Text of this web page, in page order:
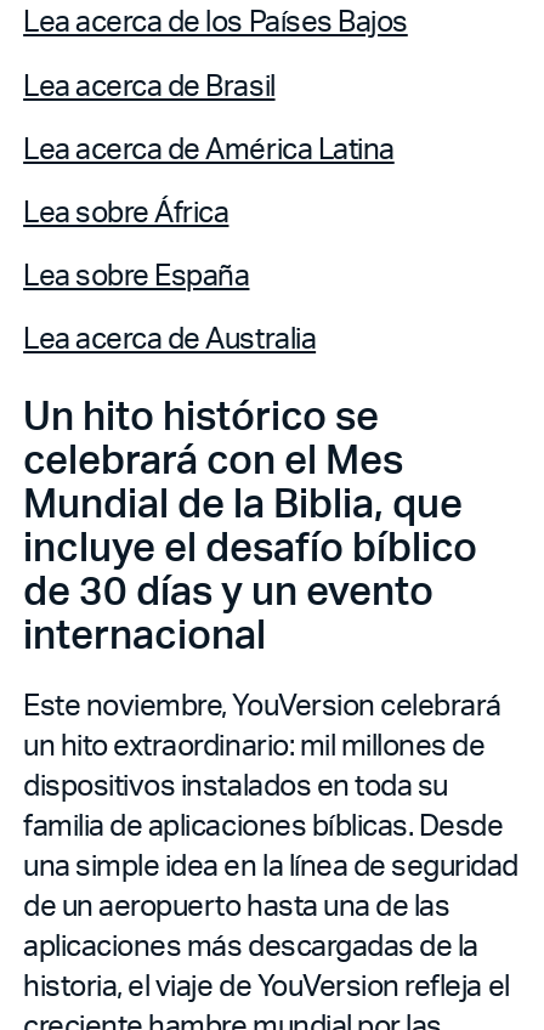
Lea acerca de los Países Bajos
Lea acerca de Brasil
Lea acerca de América Latina
Lea sobre África
Lea sobre España
Lea acerca de Australia
Un hito histórico se
celebrará con el Mes
Mundial de la Biblia, que
incluye el desafío bíblico
de 30 días y un evento
internacional
Este noviembre, YouVersion celebrará
un hito extraordinario: mil millones de
dispositivos instalados en toda su
familia de aplicaciones bíblicas. Desde
una simple idea en la línea de seguridad
de un aeropuerto hasta una de las
aplicaciones más descargadas de la
historia, el viaje de YouVersion refleja el